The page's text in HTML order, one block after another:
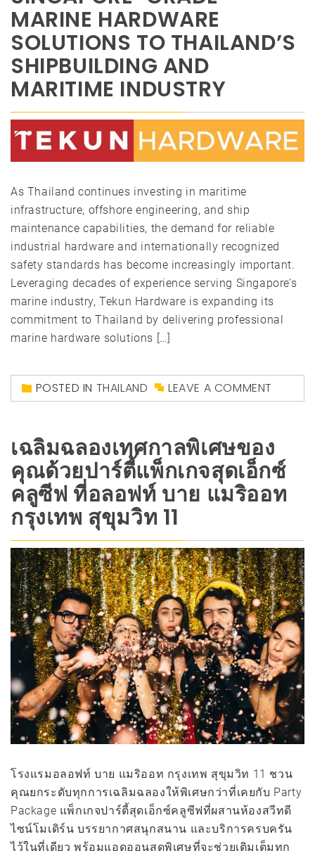
MARINE HARDWARE
SOLUTIONS TO THAILAND’S
SHIPBUILDING AND
MARITIME INDUSTRY
As Thailand continues investing in maritime
infrastructure, offshore engineering, and ship
maintenance capabilities, the demand for reliable
industrial hardware and internationally recognized
safety standards has become increasingly important.
Leveraging decades of experience serving Singapore’s
marine industry, Tekun Hardware is expanding its
commitment to Thailand by delivering professional
marine hardware solutions […]
POSTED IN THAILAND LEAVE A COMMENT
เฉลิมฉลองเทศกาลพิเศษของ
คุณด้วยปาร์ตี้แพ็กเกจสุดเอ็กซ์
คลูซีฟ ที่อลอฟท์ บาย แมริออท
กรุงเทพ สุขุมวิท 11
โรงแรมอลอฟท์ บาย แมริออท กรุงเทพ สุขุมวิท 11 ชวน
คุณยกระดับทุกการเฉลิมฉลองให้พิเศษกว่าที่เคยกับ Party
Package แพ็กเกจปาร์ตี้สุดเอ็กซ์คลูซีฟที่ผสานห้องสวีทดี
ไซน์โมเดิร์น บรรยากาศสนุกสนาน และบริการครบครัน
ไว้ในที่เดียว พร้อมแอดออนสุดพิเศษที่จะช่วยเติมเต็มทุก